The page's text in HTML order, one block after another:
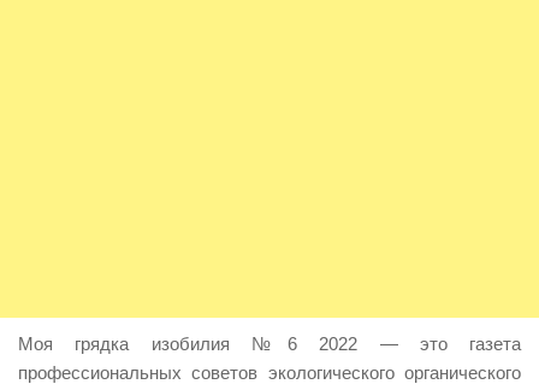
Моя грядка изобилия №6 2022 — это газета
профессиональных советов экологического органического